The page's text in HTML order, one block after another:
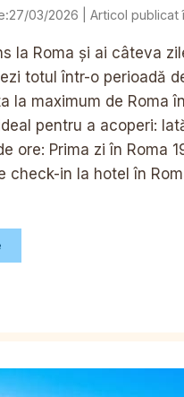
27/03/2026
la Roma și ai câteva
totul într-o perioadă
la maximum de Roma
pentru a acoperi:
ore: Prima zi în Roma
check-in la hotel în